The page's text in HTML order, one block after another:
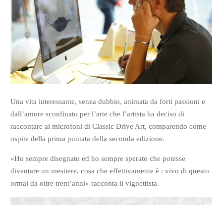
Una vita interessante, senza dubbio, animata da forti passioni e
dall’amore sconfinato per l’arte che l’artista ha deciso di
raccontare ai microfoni di Classic Drive Art, comparendo come
ospite della prima puntata della seconda edizione.
«Ho sempre disegnato ed ho sempre sperato che potesse
diventare un mestiere, cosa che effettivamente è : vivo di questo
ormai da oltre trent’anni» racconta il vignettista.